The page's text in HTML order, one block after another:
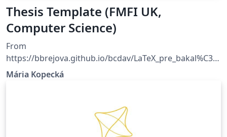
Thesis Template (FMFI UK,
Computer Science)
From
https://bbrejova.github.io/bcdav/LaTeX_pre_bakal%C3%
A1rsku_pr%C3%A1cu.html
Mária Kopecká